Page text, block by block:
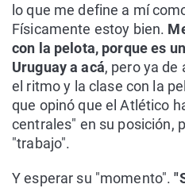
lo que me define a mí
Físicamente estoy bien.
con la pelota, porque es
Uruguay a acá, pero ya de
el ritmo y la clase con la
que opinó que el Atlético
centrales" en su posición,
"trabajo".
Y esperar su "momento".